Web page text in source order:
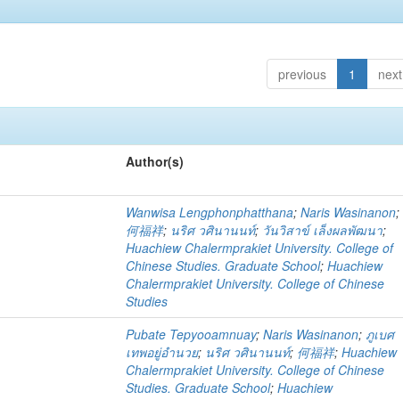
previous 1 next
Author(s)
Wanwisa Lengphonphatthana;Naris Wasinanon;
何福祥; นริศ วศินานนท์; วันวิสาข์ เล็งผลพัฒนา;
Huachiew Chalermprakiet University. College of
Chinese Studies. Graduate School;Huachiew
Chalermprakiet University. College of Chinese
Studies
Pubate Tepyooamnuay;Naris Wasinanon; ภูเบศ
เทพอยู่อำนวย; นริศ วศินานนท์; 何福祥;Huachiew
Chalermprakiet University. College of Chinese
Studies. Graduate School;Huachiew